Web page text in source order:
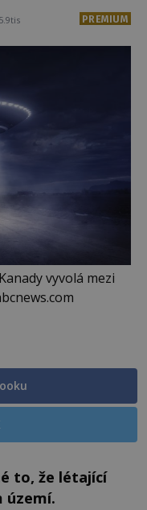
5.9tis PREMIUM
vyvolá mezi
to, že létající
území.